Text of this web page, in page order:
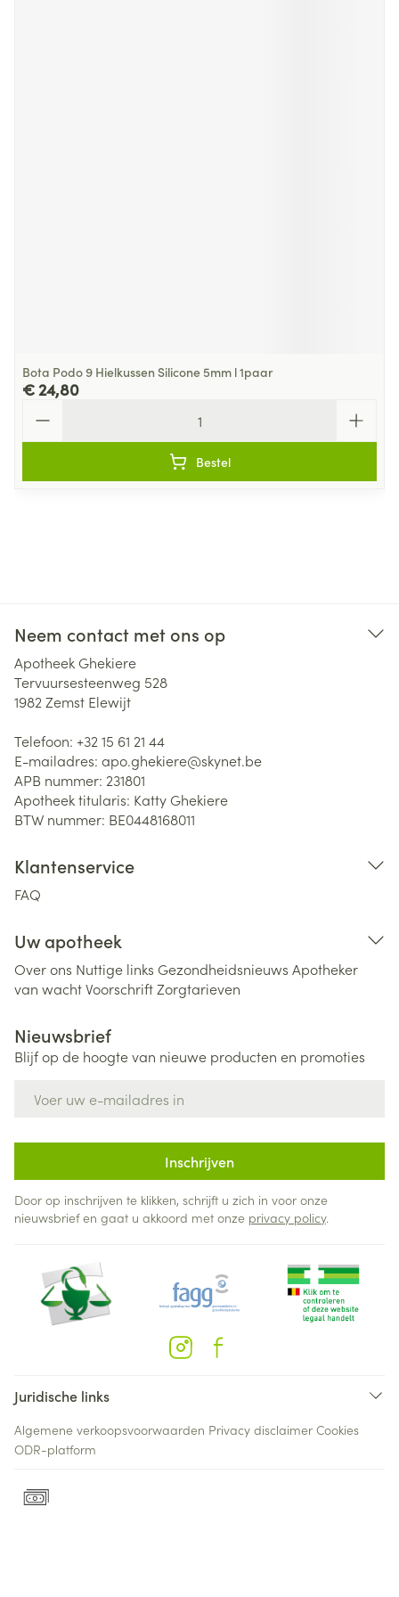
Bota Podo 9 Hielkussen Silicone 5mm l 1paar
€ 24,80
Bestel
Neem contact met ons op
Apotheek Ghekiere
Tervuursesteenweg 528
1982 Zemst Elewijt
Telefoon: +32 15 61 21 44
E-mailadres: apo.ghekiere@skynet.be
APB nummer: 231801
Apotheek titularis: Katty Ghekiere
BTW nummer: BE0448168011
Klantenservice
FAQ
Uw apotheek
Over ons Nuttige links Gezondheidsnieuws Apotheker
van wachtVoorschriftZorgtarieven
Nieuwsbrief
Blijf op de hoogte van nieuwe producten en promoties
Inschrijven
Door op inschrijven te klikken, schrijft u zich in voor onze
nieuwsbrief en gaat u akkoord met onze privacy policy.
Juridische links
Algemene verkoopsvoorwaarden Privacy disclaimer Cookies
ODR-platform